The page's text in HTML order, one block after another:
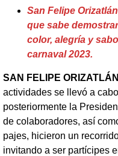
San Felipe
que sabe
color, alegría y
carnaval 2023.
SAN FELIPE
actividades se llevó a
posteriormente la
de colaboradores, así
pajes, hicieron un
invitando a ser partícipes